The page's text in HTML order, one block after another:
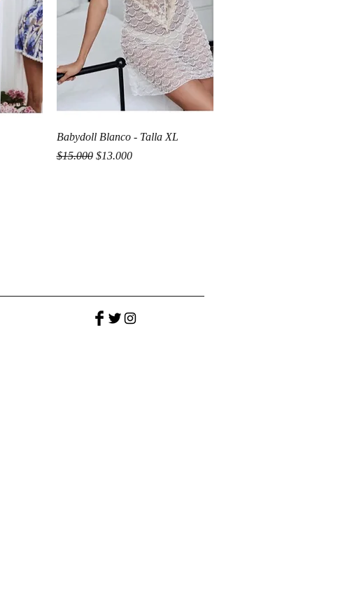
Vista rápida
Babydoll Blanco - Talla XL
Precio
$15.000 Precio de oferta
$13.000